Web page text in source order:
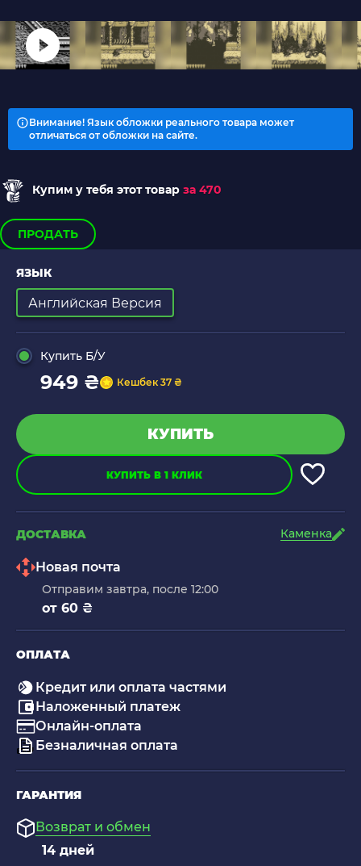
Внимание! Язык обложки реального товара может
отличаться от обложки на сайте.
Купим у тебя этот товар за 470
ПРОДАТЬ
ЯЗЫК
Английская Версия
Купить Б/У
949 ₴ Кешбек 37 ₴
КУПИТЬ
КУПИТЬ В 1 КЛИК
ДОСТАВКА Каменка
Новая почта
Отправим завтра, после 12:00
от 60 ₴
ОПЛАТА
Кредит или оплата частями
Наложенный платеж
Онлайн-оплата
Безналичная оплата
ГАРАНТИЯ
Возврат и обмен
14 дней